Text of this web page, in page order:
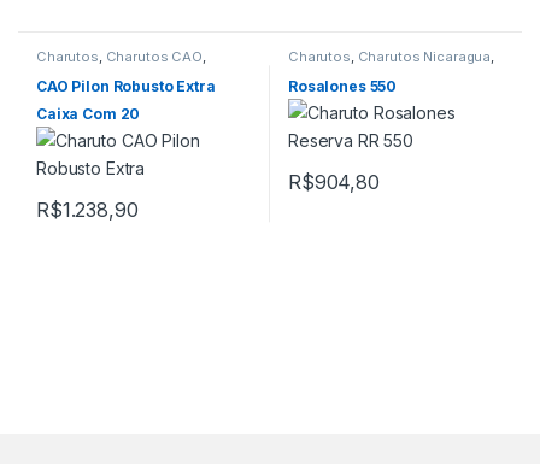
Charutos, Charutos CAO,
Charutos Nicaragua Charutos
Off Cuba,Todos Produtos
CAO Pilon Robusto Extra
Caixa Com 20
R$1.238,90
Charutos, Charutos Nicaragua,
Charutos Off Cuba
Produtos
Rosalones 550
R$904,80